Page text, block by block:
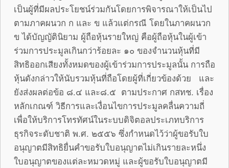
เป็นผู้ที่มีผลประโยชน์ร่วมกันโดยการพิจารณาให้เป็นไป
ตามภาคผนวก ก และ ข แล้วแต่กรณี โดยในภาคผนวก
ข ได้บัญญัตินิยาม ผู้ถือหุ้นรายใหญ่ คือผู้ถือหุ้นในผู้เข้า
ร่วมการประมูลเกินกว่าร้อยละ ๑๐ ของจำนวนหุ้นที่มี
สิทธิออกเสียงทั้งหมดของผู้เข้าร่วมการประมูลนั้น การถือ
หุ้นดังกล่าวให้นับรวมหุ้นที่ถือโดยผู้ที่เกี่ยวข้องด้วย และ
ยังส่งผลต่อข้อ ๘.๔ และ๘.๕ ตามประกาศ กสทช. เรื่อง
หลักเกณฑ์ วิธีการและเงื่อนไขการประมูลคลื่นความถี่
เพื่อให้บริการโทรทัศน์ในระบบดิจิตอลประเภทบริการ
ธุรกิจระดับชาติ พ.ศ. ๒๕๕๖ ซึ่งกำหนดไว้ว่าผู้ขอรับใบ
อนุญาตมีสิทธิยื่นคำขอรับใบอนุญาตไม่เกินรายละหนึ่ง
ใบอนุญาตของแต่ละหมวดหมู่ และผู้ขอรับใบอนุญาตมี